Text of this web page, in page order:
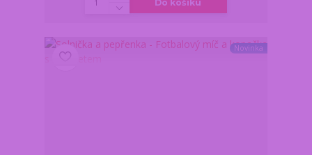
Do košíku
Novinka